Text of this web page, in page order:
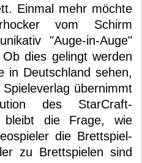
Einmal mehr möchte
vom Schirm
"Auge-in-Auge"
dies gelingt werden
in Deutschland sehen,
übernimmt
des StarCraft-
bleibt die Frage, wie
die Brettspiel-
zu Brettspielen sind